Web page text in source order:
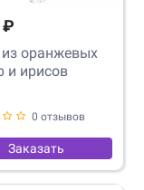
₽
из оранжевых
и ирисов
0 отзывов
Заказать